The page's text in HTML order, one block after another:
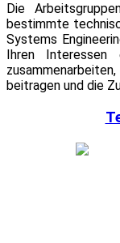
Die
bestimmte
Systems
Ihren Interessen
beitragen und die